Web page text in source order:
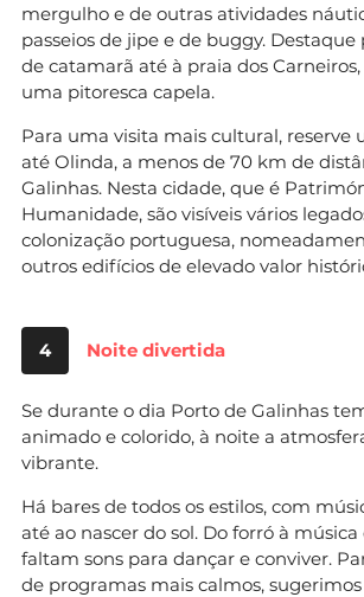
mergulho e de outras atividades
passeios de jipe e de buggy. Destaque
de catamarã até à praia dos
uma pitoresca capela.
Para uma visita mais cultural, reserve
até Olinda, a menos de 70 km de
Galinhas. Nesta cidade, que é
Humanidade, são visíveis vários
colonização portuguesa,
outros edifícios de elevado valor
4 Noite divertida
Se durante o dia Porto de Galinhas
animado e colorido, à noite a
vibrante.
Há bares de todos os estilos, com
até ao nascer do sol. Do forró à
faltam sons para dançar e conviver.
de programas mais calmos,